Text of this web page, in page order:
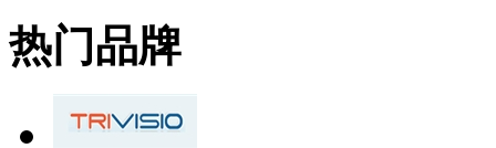
热门品牌